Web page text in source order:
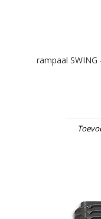
rampaal